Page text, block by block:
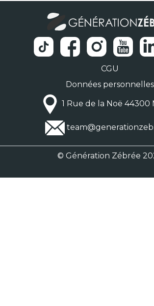
CGU
Données personnelles
1 Rue de la Noë 44300
© Génération Zébrée